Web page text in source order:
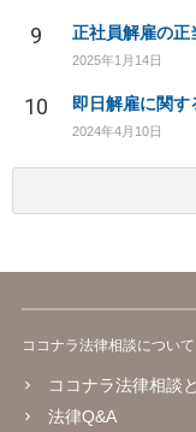
9 正社員解雇の正
2025年1月14日
10 即日解雇に関す
2024年4月10日
ココナラ法律相談について
ココナラ法律相談
法律Q&A